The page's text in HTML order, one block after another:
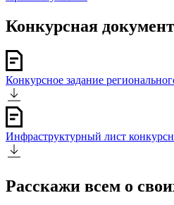
Конкурсная
Конкурсное задание
Инфраструктурный лист
Расскажи всем о